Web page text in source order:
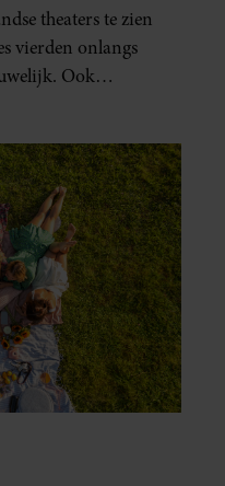
theaters te zien
vierden onlangs
Ook